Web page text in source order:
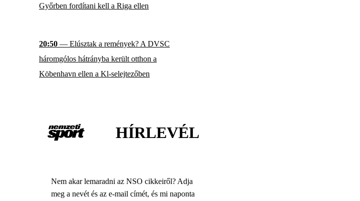
Győrben fordítani kell a Riga ellen
20:50 — Elúsztak a remények? A DVSC
háromgólos hátrányba került otthon a
Köbenhavn ellen a Kl-selejtezőben
HÍRLEVÉL
Nem akar lemaradni az NSO cikkeiről? Adja
meg a nevét és az e-mail címét, és mi naponta